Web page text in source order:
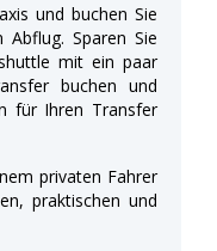
und buchen Sie
Sparen Sie
mit ein paar
buchen und
für Ihren Transfer
privaten Fahrer
praktischen und